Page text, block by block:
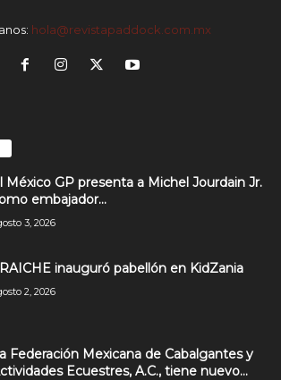
hola@revistapaddock.com.mx
México GP presenta a Michel Jourdain Jr.
embajador...
3, 2026
inauguró pabellón en KidZania
2, 2026
Federación Mexicana de Cabalgantes y
Ecuestres, A.C., tiene nuevo...